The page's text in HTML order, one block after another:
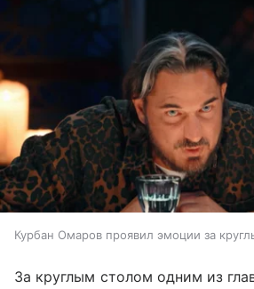
Курбан Омаров проявил эмоции за
За круглым столом одним из